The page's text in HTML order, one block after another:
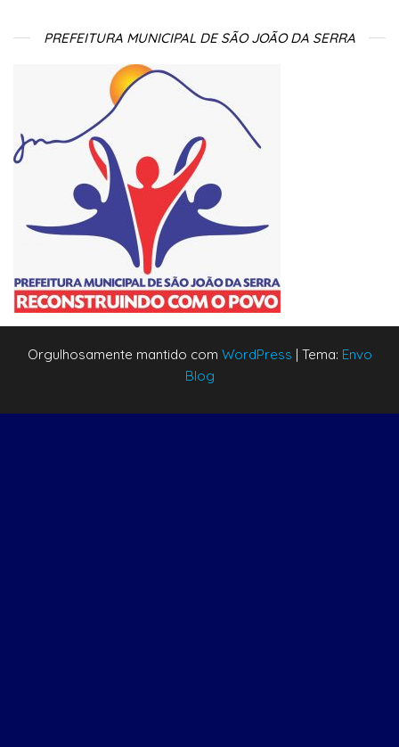
PREFEITURA MUNICIPAL DE SÃO JOÃO DA SERRA
Orgulhosamente mantido com WordPress | Tema: Envo
Blog